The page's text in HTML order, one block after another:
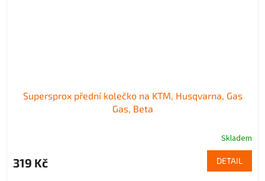
Supersprox přední kolečko na KTM, Husqvarna, Gas
Gas, Beta
Skladem
319 Kč DETAIL